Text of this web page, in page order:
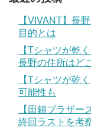
【VIVANT】長
目的とは
【Tシャツが乾
長野の住所はど
【Tシャツが乾
可能性も
【田鎖ブラザ
終回ラストを考